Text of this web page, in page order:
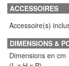
ACCESSOIRES
Accessoire(s)
DIMENSIONS &
Dimensions en cm